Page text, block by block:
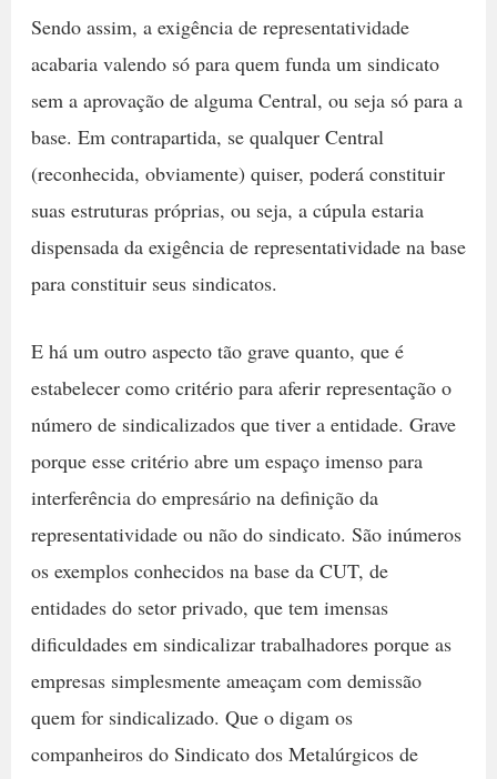
Sendo assim, a exigência de representatividade
acabaria valendo só para quem funda um sindicato
sem a aprovação de alguma Central, ou seja só para a
base. Em contrapartida, se qualquer Central
(reconhecida, obviamente) quiser, poderá constituir
suas estruturas próprias, ou seja, a cúpula estaria
dispensada da exigência de representatividade na base
para constituir seus sindicatos.
E há um outro aspecto tão grave quanto, que é
estabelecer como critério para aferir representação o
número de sindicalizados que tiver a entidade. Grave
porque esse critério abre um espaço imenso para
interferência do empresário na definição da
representatividade ou não do sindicato. São inúmeros
os exemplos conhecidos na base da CUT, de
entidades do setor privado, que tem imensas
dificuldades em sindicalizar trabalhadores porque as
empresas simplesmente ameaçam com demissão
quem for sindicalizado. Que o digam os
companheiros do Sindicato dos Metalúrgicos de